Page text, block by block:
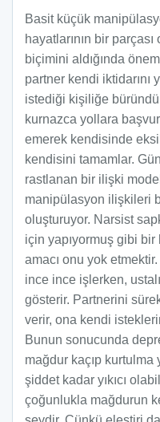
Basit küçük
hayatlarının bir parçası
biçimini aldığında
partner kendi iktidarını
istediği kişiliğe
kurnazca yollara
emerek kendisinde
kendisini tamamlar.
rastlanan bir ilişki
manipülasyon ilişkileri
oluşturuyor. Narsist
için yapıyormuş gibi bir
amacı onu yok
ince ince işlerken,
gösterir. Partnerini
verir, ona kendi
Bunun sonucunda
mağdur kaçıp
şiddet kadar yıkıcı
çoğunlukla mağdurun